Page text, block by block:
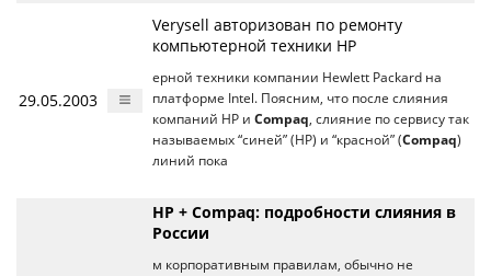
29.05.2003
Verysell авторизован по ремонту
компьютерной техники HP
ерной техники компании Hewlett Packard на
платформе Intel. Поясним, что после слияния
компаний HP и Compaq, слияние по сервису так
называемых “синей” (HP) и “красной” (Compaq)
линий пока
HP + Compaq: подробности слияния в
России
м корпоративным правилам, обычно не